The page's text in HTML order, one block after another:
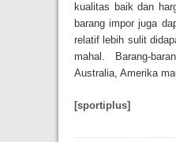
kualitas baik dan
barang impor juga
relatif lebih sulit
mahal. Barang-
Australia, Amerika
[sportiplus]